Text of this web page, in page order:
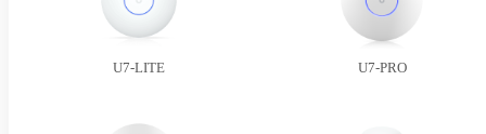
U7-LITE U7-PRO